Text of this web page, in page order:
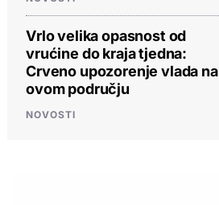
Vrlo velika opasnost od
vrućine do kraja tjedna:
Crveno upozorenje vlada na
ovom području
NOVOSTI